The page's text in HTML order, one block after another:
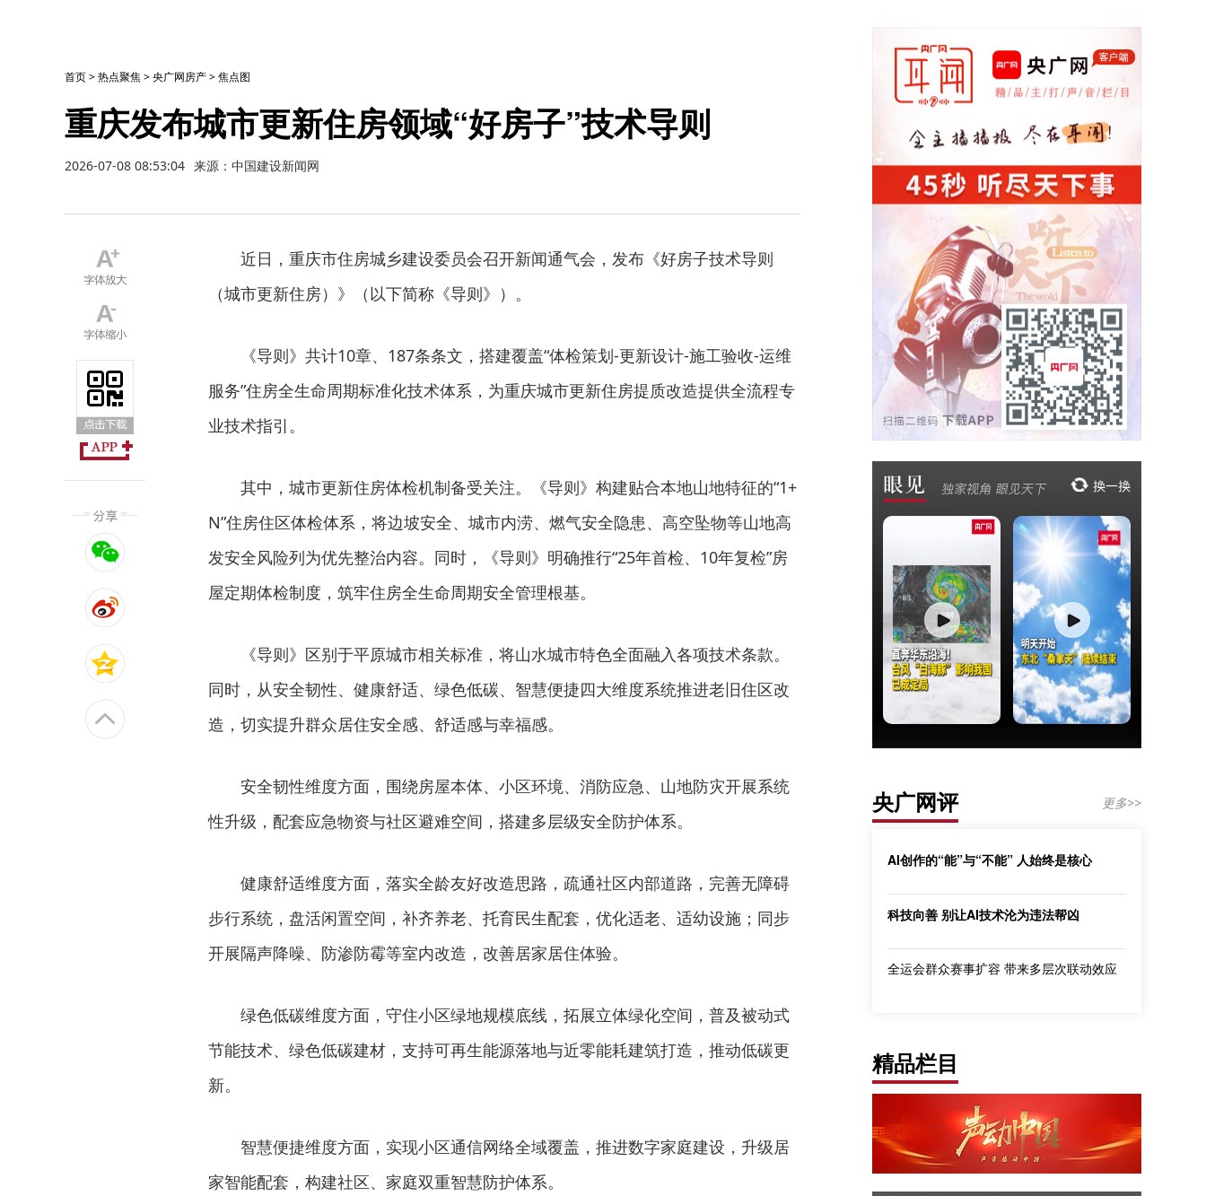
首页>热点聚焦>央广网房产>焦点图
重庆发布城市更新住房领域“好房子”技术导则
2026-07-08 08:53:04 来源：中国建设新闻网
近日，重庆市住房城乡建设委员会召开新闻通气会，发布《好房子技术导则
（城市更新住房）》（以下简称《导则》）。
《导则》共计10章、187条条文，搭建覆盖“体检策划-更新设计-施工验收-运维
服务”住房全生命周期标准化技术体系，为重庆城市更新住房提质改造提供全流程专
业技术指引。
其中，城市更新住房体检机制备受关注。《导则》构建贴合本地山地特征的“1+
N”住房住区体检体系，将边坡安全、城市内涝、燃气安全隐患、高空坠物等山地高
发安全风险列为优先整治内容。同时，《导则》明确推行“25年首检、10年复检”房
屋定期体检制度，筑牢住房全生命周期安全管理根基。
《导则》区别于平原城市相关标准，将山水城市特色全面融入各项技术条款。
同时，从安全韧性、健康舒适、绿色低碳、智慧便捷四大维度系统推进老旧住区改
造，切实提升群众居住安全感、舒适感与幸福感。
安全韧性维度方面，围绕房屋本体、小区环境、消防应急、山地防灾开展系统
性升级，配套应急物资与社区避难空间，搭建多层级安全防护体系。
健康舒适维度方面，落实全龄友好改造思路，疏通社区内部道路，完善无障碍
步行系统，盘活闲置空间，补齐养老、托育民生配套，优化适老、适幼设施；同步
开展隔声降噪、防渗防霉等室内改造，改善居家居住体验。
绿色低碳维度方面，守住小区绿地规模底线，拓展立体绿化空间，普及被动式
节能技术、绿色低碳建材，支持可再生能源落地与近零能耗建筑打造，推动低碳更
新。
智慧便捷维度方面，实现小区通信网络全域覆盖，推进数字家庭建设，升级居
家智能配套，构建社区、家庭双重智慧防护体系。
央广网评 更多>>
AI创作的“能”与“不能” 人始终是核心
科技向善 别让AI技术沦为违法帮凶
全运会群众赛事扩容 带来多层次联动效应
精品栏目